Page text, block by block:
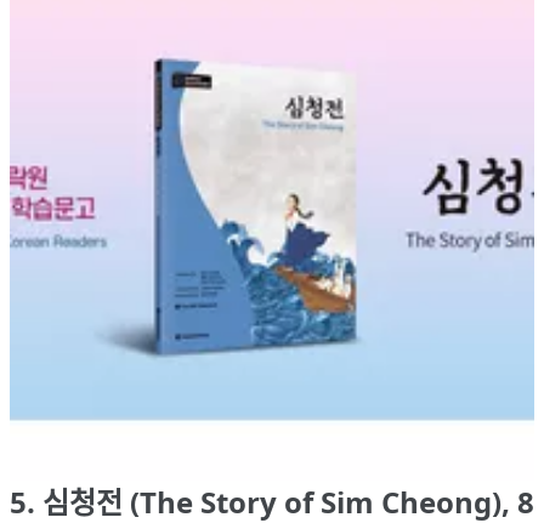
5. 심청전 (The Story of Sim Cheong), 8